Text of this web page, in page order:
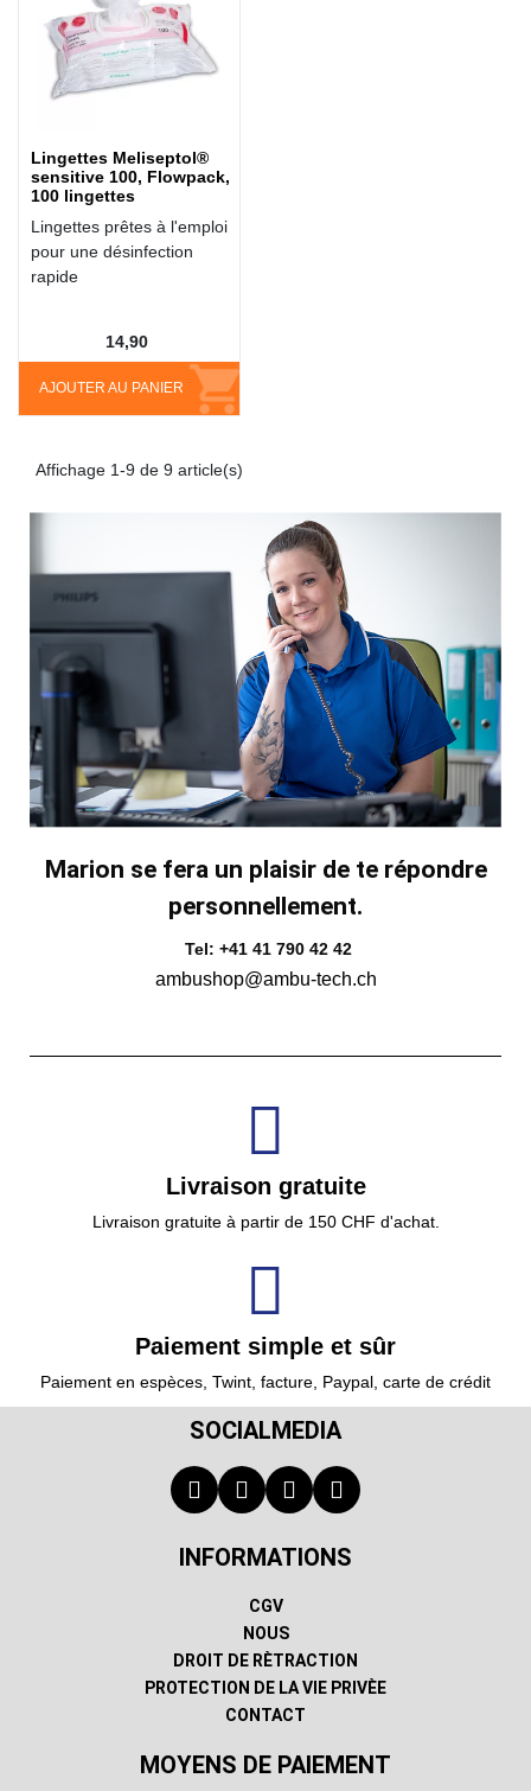
Lingettes Meliseptol®
sensitive 100, Flowpack,
100 lingettes
Lingettes prêtes à l'emploi
pour une désinfection
rapide
AJOUTER AU PANIER
14,90
Affichage 1-9 de 9 article(s)
Marion se fera un plaisir de te répondre
personnellement.
Tel: +41 41 790 42 42
ambushop@ambu-tech.ch
Livraison gratuite
Livraison gratuite à partir de 150 CHF d'achat.
Paiement simple et sûr
Paiement en espèces, Twint, facture, Paypal, carte de crédit
SOCIALMEDIA
INFORMATIONS
CGV
NOUS
DROIT DE RÈTRACTION
PROTECTION DE LA VIE PRIVÈE
CONTACT
MOYENS DE PAIEMENT